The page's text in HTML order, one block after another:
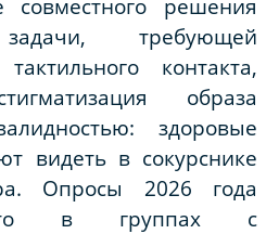
решения
требующей
контакта,
образа
здоровые
видеть в сокурснике
Опросы 2026 года
в группах с